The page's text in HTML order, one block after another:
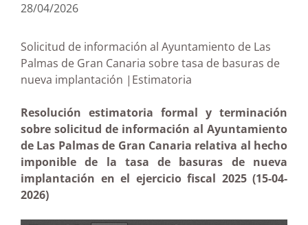
28/04/2026
Solicitud de información al Ayuntamiento de Las
Palmas de Gran Canaria sobre tasa de basuras de
nueva implantación |Estimatoria
Resolución estimatoria formal y terminación
sobre solicitud de información al Ayuntamiento
de Las Palmas de Gran Canaria relativa al hecho
imponible de la tasa de basuras de nueva
implantación en el ejercicio fiscal 2025 (15-04-
2026)